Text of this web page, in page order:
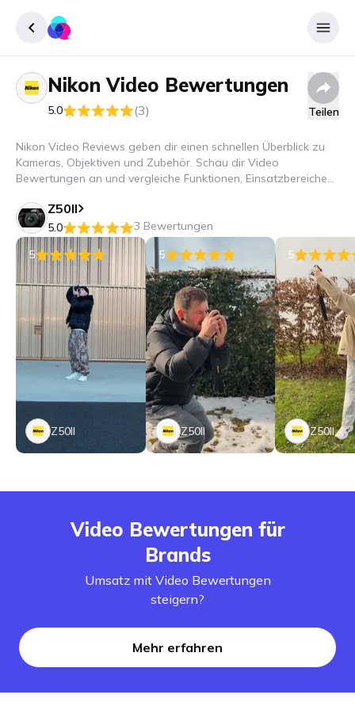
Registrieren
Einloggen
Nikon Video Bewertungen
5.0 (3) Teilen
Nikon Video Reviews geben dir einen schnellen Überblick zu
Kameras, Objektiven und Zubehör. Schau dir Video
Bewertungen an und vergleiche Funktionen, Einsatzbereiche
Z50II
5.0
3 Bewertungen
5
Z50II
5
Z50II
5
Z50II
Video Bewertungen für
Brands
Umsatz mit Video Bewertungen
steigern?
Mehr erfahren